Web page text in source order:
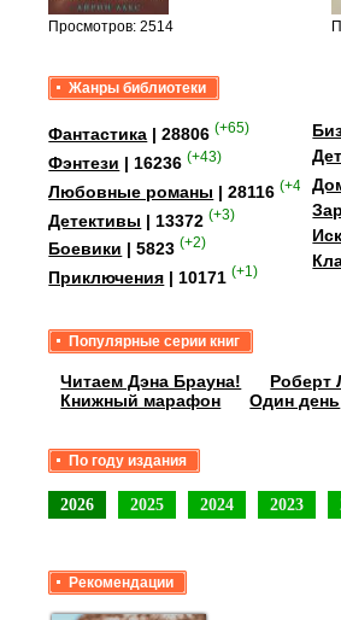
Просмотров: 2514
Жанры библиотеки
Фантастика | 28806 (+65)
Фэнтези | 16236 (+43)
Любовные романы | 28116 (+41)
Детективы | 13372 (+3)
Боевики | 5823 (+2)
Приключения | 10171 (+1)
Популярные серии книг
Читаем Дэна Брауна! Роберт
Книжный марафон
Один день
По году издания
2026 2025 2024 2023
Рекомендации